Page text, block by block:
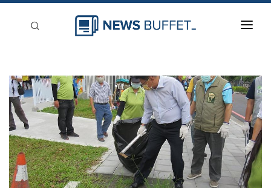
新聞稿分類
登入